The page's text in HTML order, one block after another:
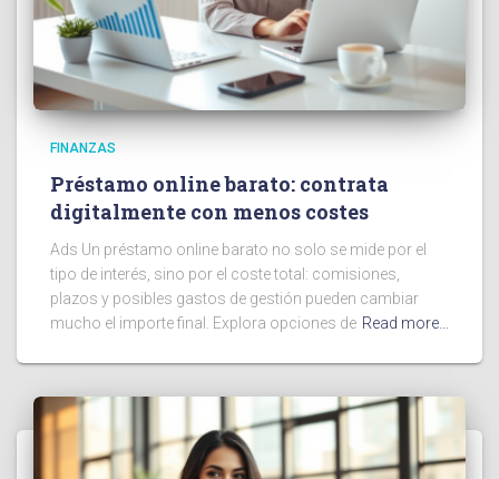
FINANZAS
Préstamo online barato: contrata
digitalmente con menos costes
Ads Un préstamo online barato no solo se mide por el
tipo de interés, sino por el coste total: comisiones,
plazos y posibles gastos de gestión pueden cambiar
mucho el importe final. Explora opciones de Read more…